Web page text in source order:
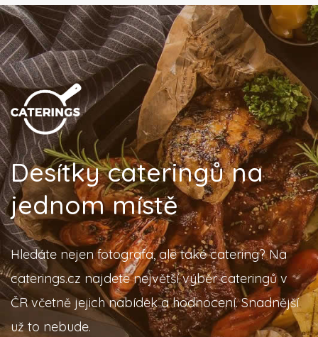
Desítky cateringů na
jednom místě
Hledáte nejen fotografa, ale také catering? Na
caterings.cz najdete největší výběr cateringů v
ČR včetně jejich nabídek a hodnocení. Snadnější
už to nebude.